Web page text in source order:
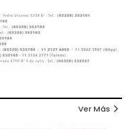
Ver Más